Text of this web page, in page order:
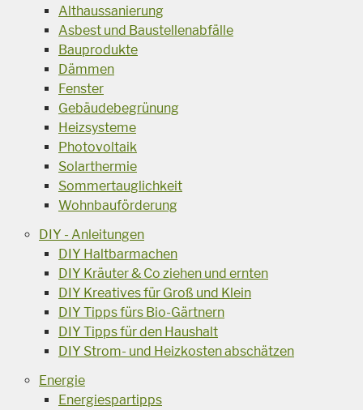
Althaussanierung
Asbest und Baustellenabfälle
Bauprodukte
Dämmen
Fenster
Gebäudebegrünung
Heizsysteme
Photovoltaik
Solarthermie
Sommertauglichkeit
Wohnbauförderung
DIY - Anleitungen
DIY Haltbarmachen
DIY Kräuter & Co ziehen und ernten
DIY Kreatives für Groß und Klein
DIY Tipps fürs Bio-Gärtnern
DIY Tipps für den Haushalt
DIY Strom- und Heizkosten abschätzen
Energie
Energiespartipps